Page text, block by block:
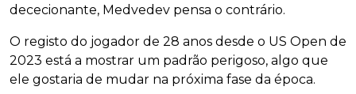
dececionante, Medvedev pensa o contrário.
O registo do jogador de 28 anos desde o US Open de
2023 está a mostrar um padrão perigoso, algo que
ele gostaria de mudar na próxima fase da época.